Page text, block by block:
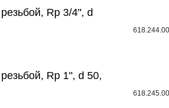
Rp 3/4", d
Rp 1", d 50,